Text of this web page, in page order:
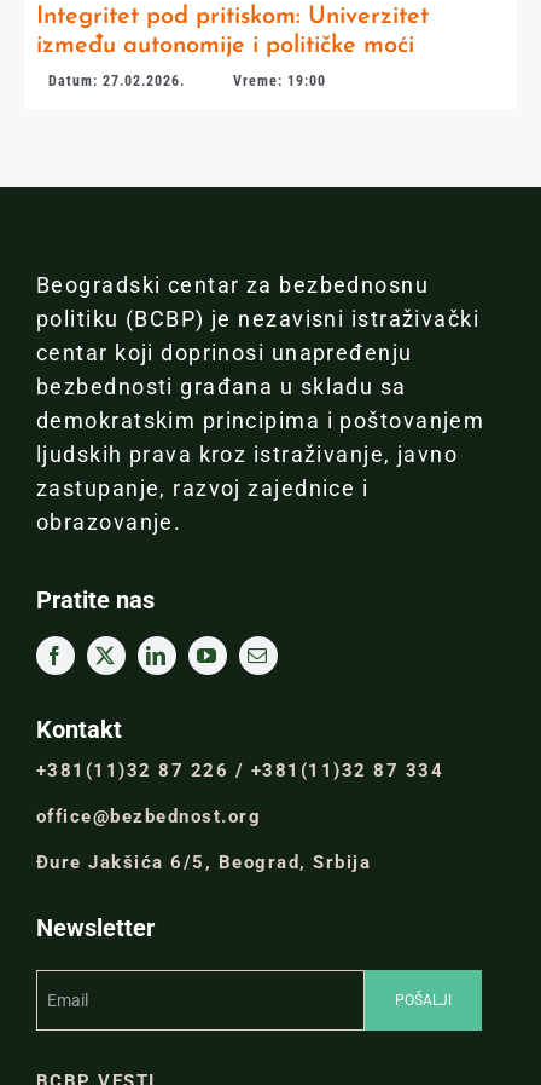
Integritet pod pritiskom: Univerzitet
između autonomije i političke moći
Datum: 27.02.2026. Vreme: 19:00
Beogradski centar za bezbednosnu
politiku (BCBP) je nezavisni istraživački
centar koji doprinosi unapređenju
bezbednosti građana u skladu sa
demokratskim principima i poštovanjem
ljudskih prava kroz istraživanje, javno
zastupanje, razvoj zajednice i
obrazovanje.
Pratite nas
Kontakt
+381(11)32 87 226 / +381(11)32 87 334
office@bezbednost.org
Đure Jakšića 6/5, Beograd, Srbija
Newsletter